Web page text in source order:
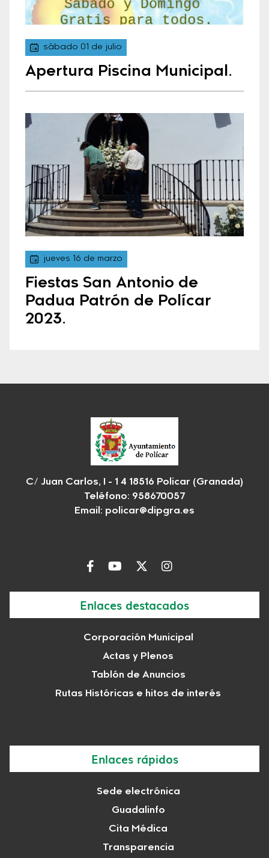
sábado 01 de julio
Apertura Piscina Municipal.
jueves 16 de marzo
Fiestas San Antonio de
Padua Patrón de Polícar
2023.
C/ Juan Carlos, I - 1 4 18516 Policar (Granada)
Teléfono: 958670057
Email: policar@dipgra.es
Enlaces destacados
Corporación Municipal
Actas y Plenos
Tablón de Anuncios
Rutas Históricas e hitos de interés
Enlaces rápidos
Sede electrónica
Guadalinfo
Cita Médica
Transparencia